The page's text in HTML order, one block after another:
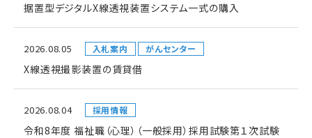
据置型デジタルX線透視装置システム一式の購入
2026.08.05 入札案内 がんセンター
X線透視撮影装置の賃貸借
2026.08.04 採用情報
令和8年度 福祉職（心理）（一般採用）採用試験第１次試験